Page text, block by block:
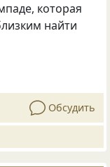
которая
найти
Обсудить